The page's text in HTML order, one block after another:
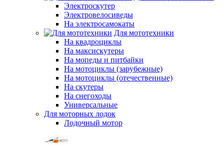
Электроскутер
Электровелосиведы
На электросамокаты
Для мототехники
На квадроциклы
На максискутеры
На мопеды и питбайки
На мотоциклы (зарубежные)
На мотоциклы (отечественные)
На скутеры
На снегоходы
Универсальные
Для моторных лодок
Лодочный мотор